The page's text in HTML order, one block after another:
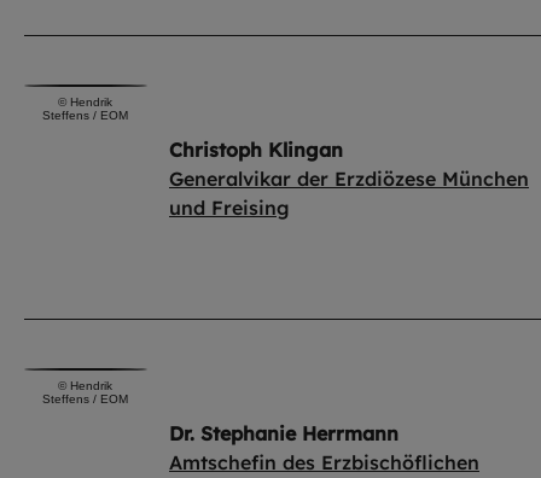
© Hendrik
Steffens / EOM
Christoph Klingan
Generalvikar der Erzdiözese München
und Freising
© Hendrik
Steffens / EOM
Dr. Stephanie Herrmann
Amtschefin des Erzbischöflichen